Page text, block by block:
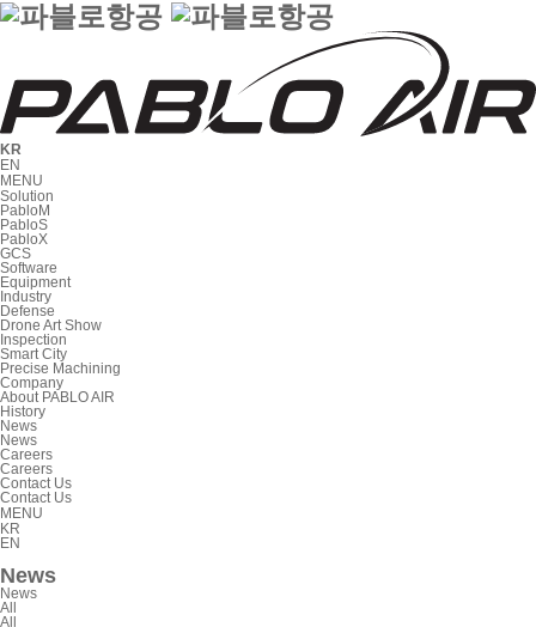
KR
EN
MENU
Solution
PabloM
PabloS
PabloX
GCS
Software
Equipment
Industry
Defense
Drone Art Show
Inspection
Smart City
Precise Machining
Company
About PABLO AIR
History
News
News
Careers
Careers
Contact Us
Contact Us
MENU
KR
EN
News
News
All
All